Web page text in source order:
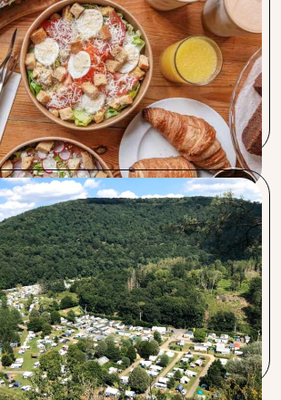
Kristof depuis plusieurs années
sommes très satisfaits de la manière
Il cherche toujours ce qui pourrait
nous, et nos frais de bancontact sont
bas qu’avant. Nous avons déjà
à de nombreuses personnes.
Roche-en-Ardenne
vanwege hun voordelige tarieven
onderscheidt zich door een
van de markt. Voor ons was de
de voordelige transactietarieven.
soepel en communicatie was vlot.